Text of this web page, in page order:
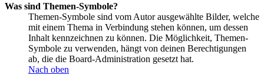
Was sind Themen-Symbole?
Themen-Symbole sind vom Autor ausgewählte Bilder, welche
mit einem Thema in Verbindung stehen können, um dessen
Inhalt kennzeichnen zu können. Die Möglichkeit, Themen-
Symbole zu verwenden, hängt von deinen Berechtigungen
ab, die die Board-Administration gesetzt hat.
Nach oben